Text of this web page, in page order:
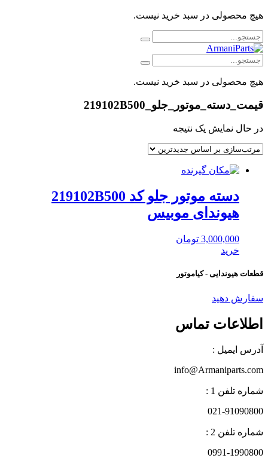
هیچ محصولی در سبد خرید نیست.
هیچ محصولی در سبد خرید نیست.
قیمت_دسته_موتور_جلو_219102B500
در حال نمایش یک نتیجه
دسته موتور جلو کد 219102B500
هیوندای موبیس
3,000,000 تومان
خرید
قطعات هیوندایی - کیاموتور
سفارش دهید
اطلاعات تماس
آدرس ایمیل :
info@Armaniparts.com
شماره تلفن 1 :
021-91090800
شماره تلفن 2 :
0991-1990800